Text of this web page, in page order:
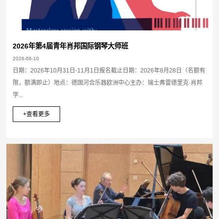
2026年第4届青年肖邦国际钢琴大师班
2026-06-10
日期：2026年10月31日-11月1日报名截止日期：2026年8月28日（名额有
限，额满即止）地点：德国河合乐器欧洲中心主办：瑞士弗雷德里克·肖邦
学...
+查看更多